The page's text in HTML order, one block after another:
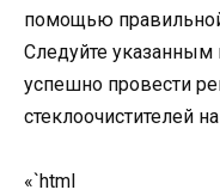
помощью
Следуйте указанным
успешно провести
стеклоочистителей
«`html